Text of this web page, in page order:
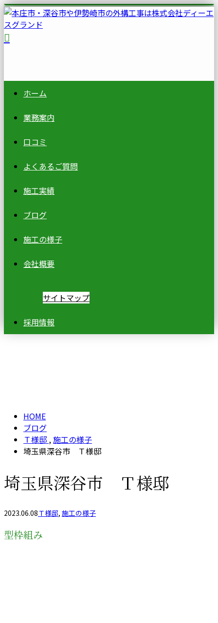
ホーム
業務案内
口コミ
よくあるご質問
施工実績
ブログ
施工の様子
会社概要
サイトマップ
採用情報
HOME
ブログ
Ｔ様邸 ,施工の様子
埼玉県深谷市 Ｔ様邸
埼玉県深谷市 Ｔ様邸
2023.06.08 Ｔ様邸, 施工の様子
型枠組み